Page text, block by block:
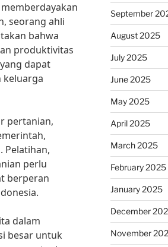
seorang ahli
bahwa
produktivitas
dapat
keluarga
pertanian,
Pelatihan,
perlu
berperan
dalam
besar untuk
September
August 2025
July 2025
June 2025
May 2025
April 2025
March 2025
February 2025
January 2025
December
November